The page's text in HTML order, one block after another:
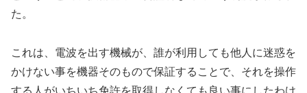
た。
これは、電波を出す機械が、誰が利用しても他人に迷惑を
かけない事を機器そのもので保証することで、それを操作
する人がいちいち免許を取得しなくても良い事にしたわけ